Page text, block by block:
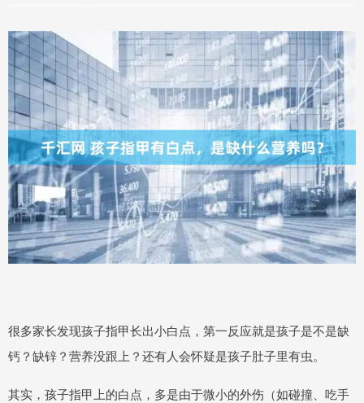
很多家长发现孩子指甲长出小白点，第一反应就是孩子是不是缺
钙？缺锌？营养没跟上？还有人会怀疑是孩子肚子里有虫。
其实，孩子指甲上的白点，多是由于微小的外伤（如碰撞、吃手